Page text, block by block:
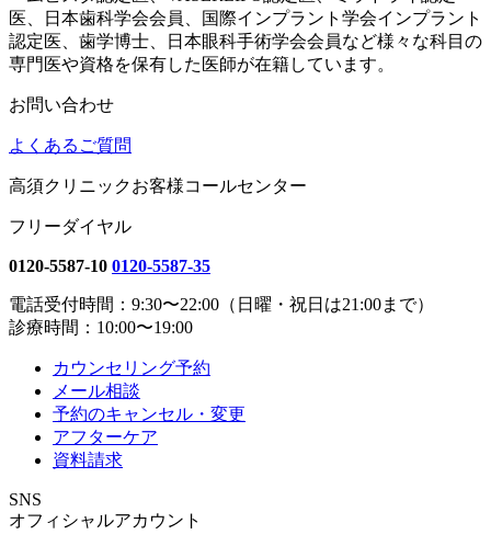
医、日本歯科学会会員、国際インプラント学会インプラント
認定医、歯学博士、日本眼科手術学会会員など様々な科目の
専門医や資格を保有した医師が在籍しています。
お問い合わせ
よくあるご質問
高須クリニックお客様コールセンター
フリーダイヤル
0120-5587-10 0120-5587-35
電話受付時間：9:30〜22:00（日曜・祝日は21:00まで）
診療時間：10:00〜19:00
カウンセリング予約
メール相談
予約のキャンセル・変更
アフターケア
資料請求
SNS
オフィシャルアカウント